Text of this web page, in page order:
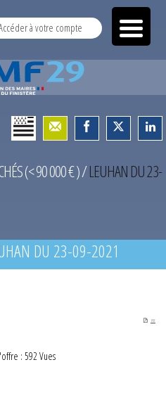
à votre compte
(< 90 000 € )/LEUHAN DU 23-
DU 23-09-2021
PDF
: 592 Vues